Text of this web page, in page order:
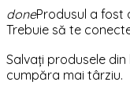
doneProdusul a fost
Trebuie să te
Salvați produsele
cumpăra mai târziu.